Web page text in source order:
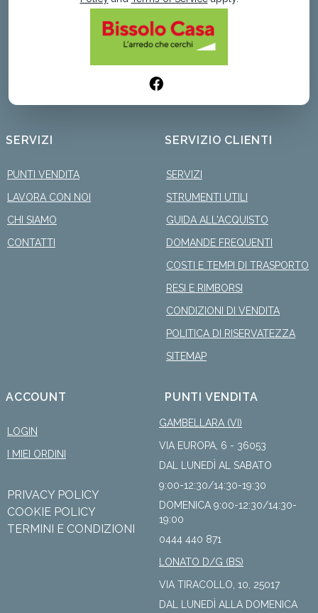
SERVIZI
PUNTI VENDITA
LAVORA CON NOI
CHI SIAMO
CONTATTI
SERVIZIO CLIENTI
SERVIZI
STRUMENTI UTILI
GUIDA ALL'ACQUISTO
DOMANDE FREQUENTI
COSTI E TEMPI DI TRASPORTO
RESI E RIMBORSI
CONDIZIONI DI VENDITA
POLITICA DI RISERVATEZZA
SITEMAP
ACCOUNT
LOGIN
I MIEI ORDINI
PRIVACY POLICY
COOKIE POLICY
TERMINI E CONDIZIONI
PUNTI VENDITA
GAMBELLARA (VI)
VIA EUROPA, 6 - 36053
DAL LUNEDÌ AL SABATO
9:00-12:30/14:30-19:30
DOMENICA 9:00-12:30/14:30-
19:00
0444 440 871
LONATO D/G (BS)
VIA TIRACOLLO, 10, 25017
DAL LUNEDÌ ALLA DOMENICA